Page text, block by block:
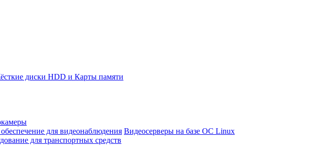
диски HDD и Карты памяти
для видеонаблюдения Видеосерверы на базе ОС Linux
для транспортных средств